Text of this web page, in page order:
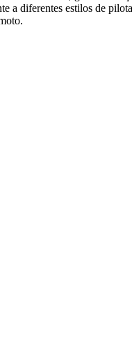
a diferentes estilos de